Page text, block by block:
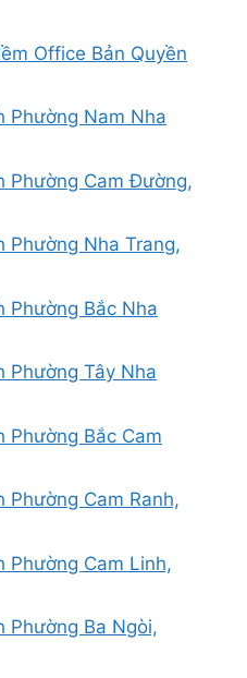
Office Bản Quyền
Phường Nam Nha
Phường Cam Đường,
Phường Nha Trang,
Phường Bắc Nha
Phường Tây Nha
Phường Bắc Cam
Phường Cam Ranh,
Phường Cam Linh,
Phường Ba Ngòi,